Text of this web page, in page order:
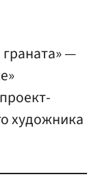
—
художника